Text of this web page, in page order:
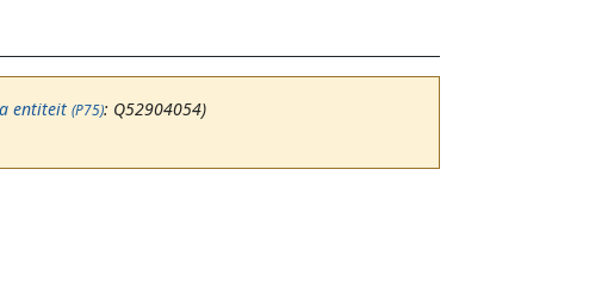
entiteit (P75): Q52904054)